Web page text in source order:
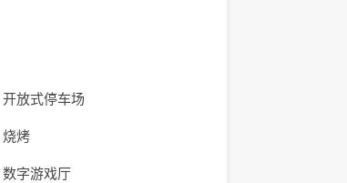
开放式停车场
烧烤
数字游戏厅